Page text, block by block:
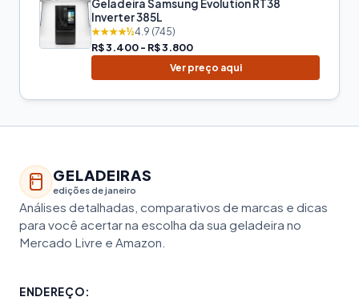
Geladeira Samsung Evolution RT38
Inverter 385L
★★★★½4.9 (745)
R$ 3.400 - R$ 3.800
Ver preço aqui
GELADEIRAS
edições de janeiro
Análises detalhadas, comparativos de marcas e dicas
para você acertar na escolha da sua geladeira no
Mercado Livre e Amazon.
ENDEREÇO: